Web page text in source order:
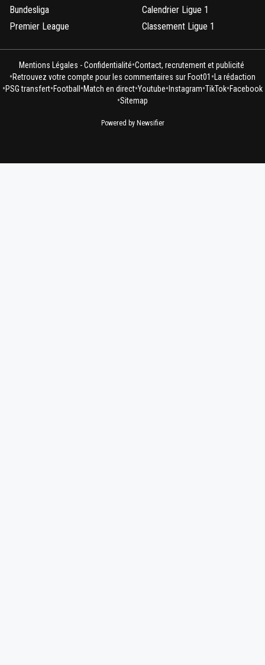
Bundesliga
Premier League
Calendrier Ligue 1
Classement Ligue 1
Mentions Légales - Confidentialité•Contact, recrutement et publicité
•Retrouvez votre compte pour les commentaires sur Foot01 •La rédaction
•PSG transfert•Football •Match en direct•Youtube• Instagram•TikTok•Facebook
•Sitemap
Powered by Newsifier